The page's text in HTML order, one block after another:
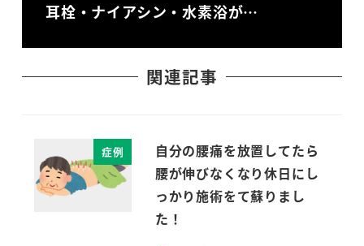
耳栓・ナイアシン・水素浴が…
関連記事
症例
自分の腰痛を放置してたら
腰が伸びなくなり休日にし
っかり施術をて蘇りまし
た！